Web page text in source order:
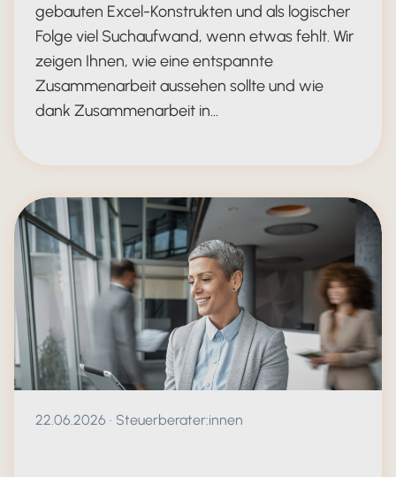
Mandantenprozesse neu denken:
gebauten Excel-Konstrukten und als logischer
Folge viel Suchaufwand, wenn etwas fehlt. Wir
zeigen Ihnen, wie eine entspannte
Zusammenarbeit aussehen sollte und wie
dank Zusammenarbeit in…
Veröffentlicht am 22.06.2026
22.06.2026 · Steuerberater:innen